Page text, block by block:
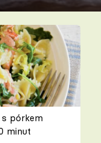
pórkem
minut